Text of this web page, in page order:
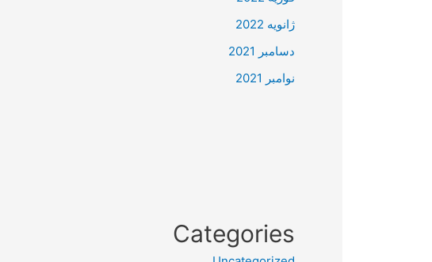
ژانویه 2022
دسامبر 2021
نوامبر 2021
Categories